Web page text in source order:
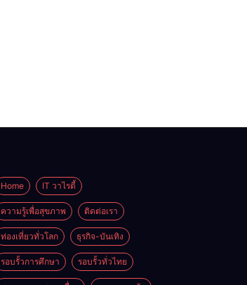
Home IT วาไรตี้
ความรู้เพื่อสุขภาพ ติดต่อเรา
ท่องเที่ยวทั่วโลก ธุรกิจ-บันเทิง
รอบรั้วการศึกษา รอบรั้วทั่วไทย